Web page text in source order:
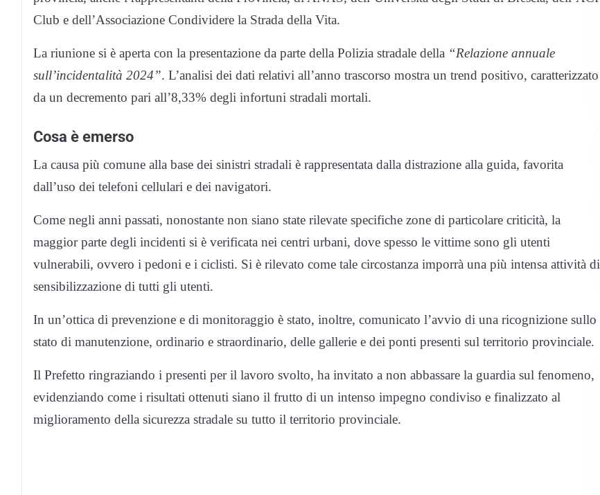
Club e dell’Associazione Condividere la Strada della Vita.
La riunione si è aperta con la presentazione da parte della Polizia stradale della “Relazione annuale
sull’incidentalità 2024”. L’analisi dei dati relativi all’anno trascorso mostra un trend positivo, caratterizzato
da un decremento pari all’8,33% degli infortuni stradali mortali.
Cosa è emerso
La causa più comune alla base dei sinistri stradali è rappresentata dalla distrazione alla guida, favorita
dall’uso dei telefoni cellulari e dei navigatori.
Come negli anni passati, nonostante non siano state rilevate specifiche zone di particolare criticità, la
maggior parte degli incidenti si è verificata nei centri urbani, dove spesso le vittime sono gli utenti
vulnerabili, ovvero i pedoni e i ciclisti. Si è rilevato come tale circostanza imporrà una più intensa attività di
sensibilizzazione di tutti gli utenti.
In un’ottica di prevenzione e di monitoraggio è stato, inoltre, comunicato l’avvio di una ricognizione sullo
stato di manutenzione, ordinario e straordinario, delle gallerie e dei ponti presenti sul territorio provinciale.
Il Prefetto ringraziando i presenti per il lavoro svolto, ha invitato a non abbassare la guardia sul fenomeno,
evidenziando come i risultati ottenuti siano il frutto di un intenso impegno condiviso e finalizzato al
miglioramento della sicurezza stradale su tutto il territorio provinciale.